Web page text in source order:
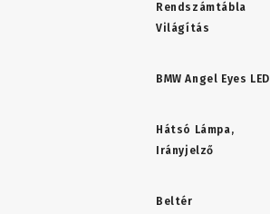
Rendszámtábla
Világítás
BMW Angel Eyes LED
Hátsó Lámpa,
Irányjelző
Beltér